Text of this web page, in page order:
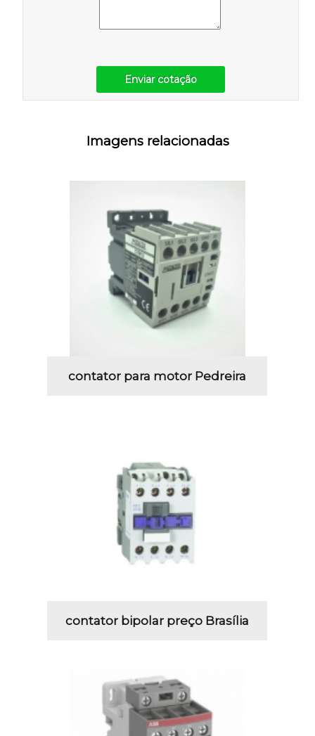
Enviar cotação
Imagens relacionadas
contator para motor Pedreira
contator bipolar preço Brasília